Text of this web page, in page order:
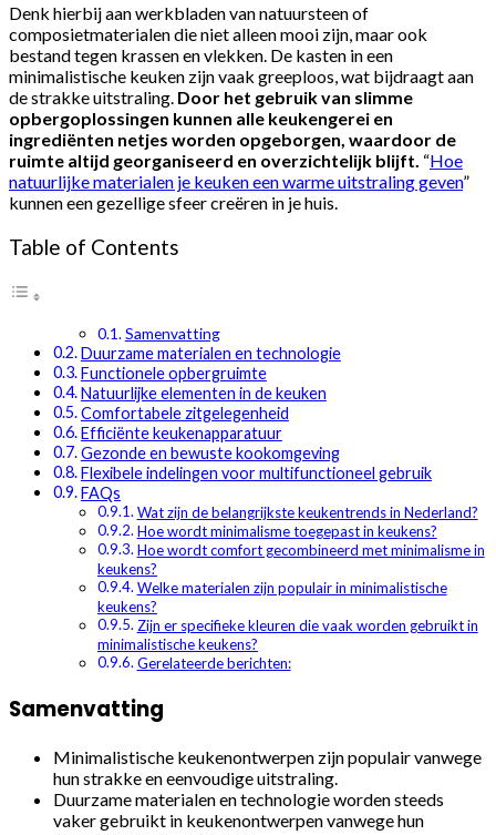
Denk hierbij aan werkbladen van natuursteen of
composietmaterialen die niet alleen mooi zijn, maar ook
bestand tegen krassen en vlekken. De kasten in een
minimalistische keuken zijn vaak greeploos, wat bijdraagt aan
de strakke uitstraling. Door het gebruik van slimme
opbergoplossingen kunnen alle keukengerei en
ingrediënten netjes worden opgeborgen, waardoor de
ruimte altijd georganiseerd en overzichtelijk blijft. “Hoe
natuurlijke materialen je keuken een warme uitstraling geven”
kunnen een gezellige sfeer creëren in je huis.
Table of Contents
Samenvatting
Duurzame materialen en technologie
Functionele opbergruimte
Natuurlijke elementen in de keuken
Comfortabele zitgelegenheid
Efficiënte keukenapparatuur
Gezonde en bewuste kookomgeving
Flexibele indelingen voor multifunctioneel gebruik
FAQs
Wat zijn de belangrijkste keukentrends in Nederland?
Hoe wordt minimalisme toegepast in keukens?
Hoe wordt comfort gecombineerd met minimalisme in
keukens?
Welke materialen zijn populair in minimalistische
keukens?
Zijn er specifieke kleuren die vaak worden gebruikt in
minimalistische keukens?
Gerelateerde berichten:
Samenvatting
Minimalistische keukenontwerpen zijn populair vanwege
hun strakke en eenvoudige uitstraling.
Duurzame materialen en technologie worden steeds
vaker gebruikt in keukenontwerpen vanwege hun